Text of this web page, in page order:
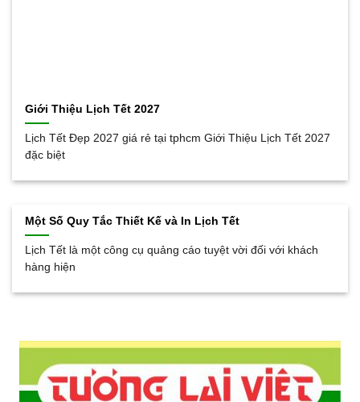
Giới Thiệu Lịch Tết 2027
Lịch Tết Đẹp 2027 giá rẻ tại tphcm Giới Thiệu Lịch Tết 2027
đặc biệt
Một Số Quy Tắc Thiết Kế và In Lịch Tết
Lịch Tết là một công cụ quảng cáo tuyệt vời đối với khách
hàng hiện